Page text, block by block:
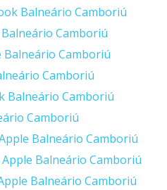
Balneário Camboriú
Camboriú
Camboriú
Camboriú
Balneário Camboriú
Camboriú
Balneário Camboriú
Balneário Camboriú
Balneário Camboriú